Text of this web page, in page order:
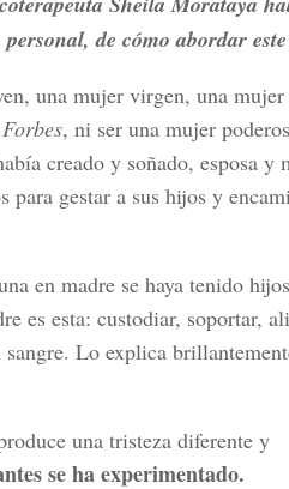
de cómo abordar
una mujer virgen, una mujer
Forbes, ni ser una mujer
creado y soñado, esposa y
para gestar a sus hijos y
en madre se haya tenido hijos
es esta: custodiar, soportar,
Lo explica
una tristeza diferente y
se ha experimentado.